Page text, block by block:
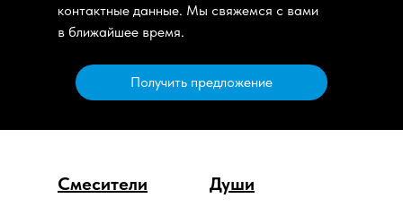
контактные данные. Мы свяжемся с вами
в ближайшее время.
Получить предложение
Смесители Души